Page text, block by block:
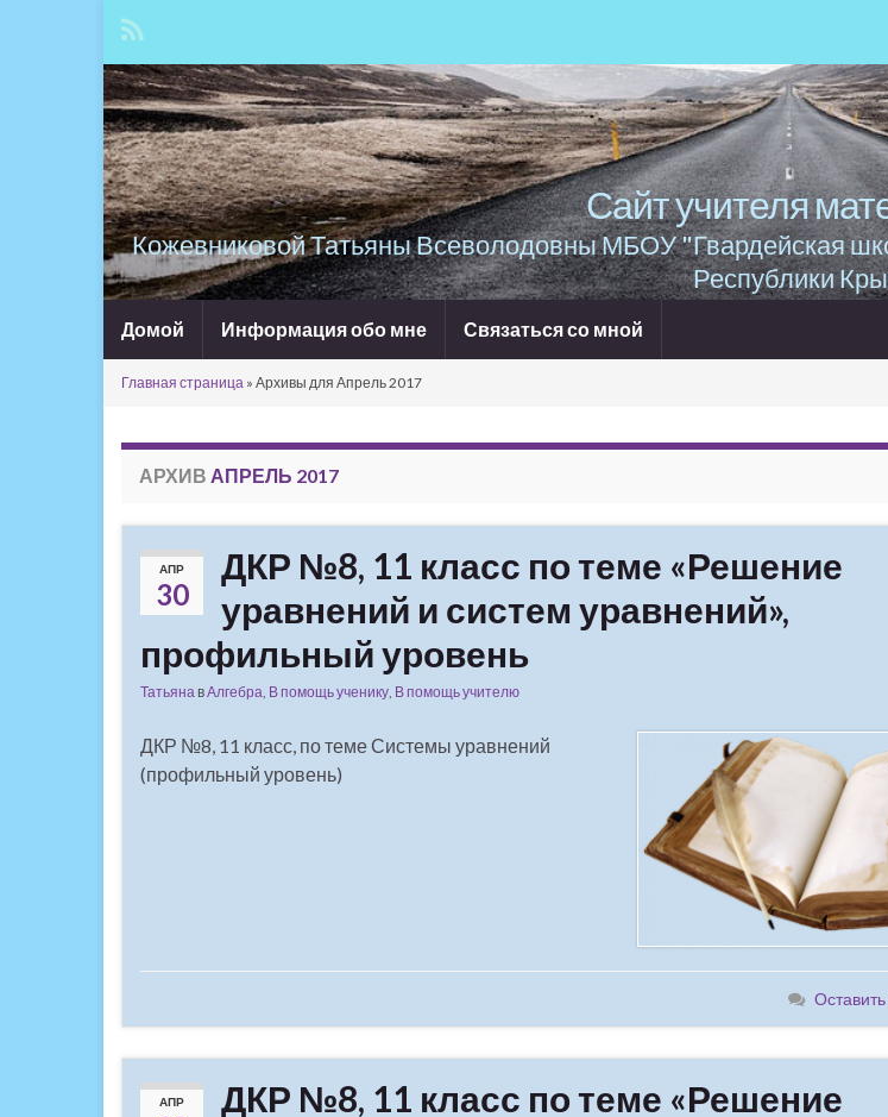
Сайт учителя
Кожевниковой Татьяны Всеволодовны МБОУ "Гвардейская
Республики
Домой Информация обо мне Связаться со мной
Главная страница » Архивы для Апрель 2017
АРХИВ АПРЕЛЬ 2017
АПР
30
ДКР №8, 11 класс по теме «Решение
уравнений и систем уравнений»,
профильный уровень
ТатьянавАлгебра, В помощь ученику, В помощь учителю
ДКР №8, 11 класс, по теме Системы уравнений
(профильный уровень)
АПР
ДКР №8, 11 класс по теме «Решение